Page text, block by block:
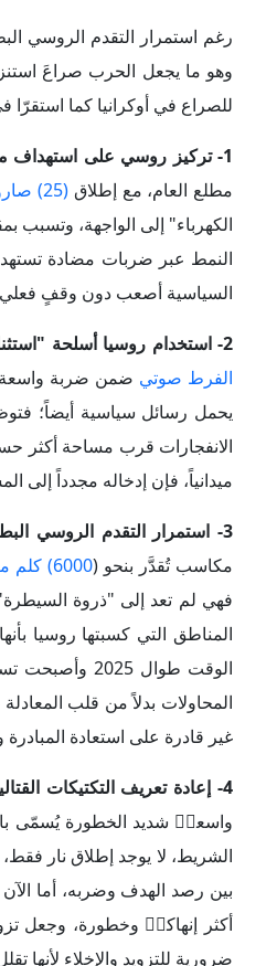
الفرط صوتيضمن ضربة واسعة
الانفجارات قرب مساحة أكثر
ميدانياً، فإن إدخاله مجدداً
3- استمرار التقدم الروسي البطيء مع فشل أوكرانيا في استعادة المبادرة:
مكاسب تُقدَّر بنحو (
6000) كلم مربع
المناطق التي كسبتها روسيا
الوقت طوال 2025 وأصبحت تسيطر على (
المحاولات بدلاً من قلب
غير قادرة على استعادة
واسعاࣧ شديد الخطورة يُسمّى
أكثر إنهاكاࣧ وخطورة، وجعل
ضرورية للتزويد والإخلاء
5- مواجهة أوكرانيا أزمة تجنيد مقابل قدرة روسية على التعويض:
الكهرباء والطاقة، وسائل النقل
وصعوبات في التجنيد، ما
بالتوازي مع استهدافمراكز
العامل البشري القتالي عبر
روسي منتظم وسيطرة تقارب (75%)